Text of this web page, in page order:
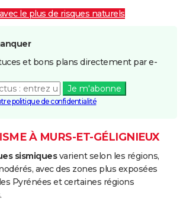
le plus de risques naturels
et bons plans directement par e-
Je m'abonne
politique de confidentialité
À MURS-ET-GÉLIGNIEUX
sismiquesvarient selon les régions,
avec des zones plus exposées
Pyrénées et certaines régions